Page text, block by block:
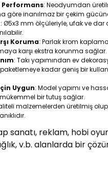
Performans: Neodyumdan
göre inanılmaz bir çekim
: Ø5x3 mm ölçüleriyle, ufak ve
Koruma: Parlak krom
karşı ekstra korunma sağlar.
: Takı yapımından ev
kadar geniş bir
Uygun: Model yapımı ve
bir tutuş sağlar.
malzemelerden üretilmiş
sanatı, reklam, hobi
v.b. alanlarda bir